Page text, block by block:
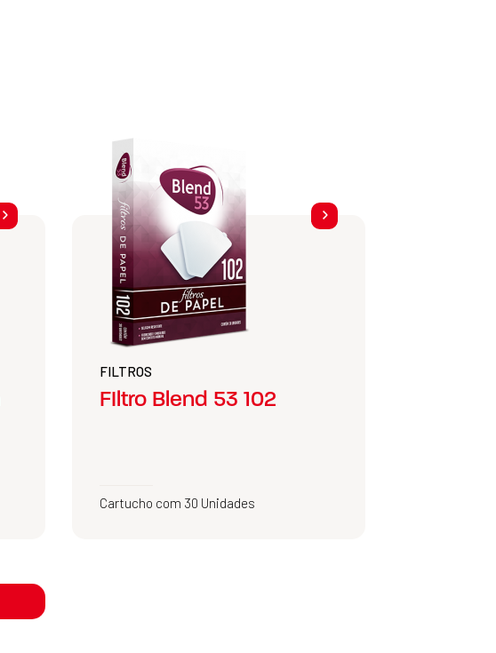
FILTROS
FIltro Blend 53 102
Cartucho com 30 Unidades